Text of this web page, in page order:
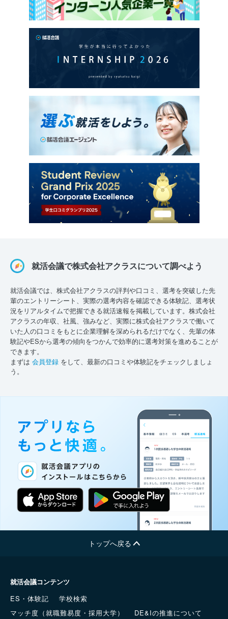
就活会議で株式会社アクラスについて調べよう
就活会議では、株式会社アクラスの評判や口コミ、選考を突破した先
輩のエントリーシート、実際の選考内容を確認できる体験記、選考状
況をリアルタイムで把握できる就活速報を掲載しています。株式会社
アクラスの年収、社風、強みなど、実際に株式会社アクラスで働いて
いた人の口コミをもとに企業理解を深められるだけでなく、先輩の体
験記やESから選考の傾向をつかんで効率的に選考対策を進めることが
できます。
まずは 会員登録 をして、最新の口コミや体験記をチェックしましょ
う。
トップへ戻る
就活会議コンテンツ
ES・体験記
学校検索
マッチ度（就職難易度・採用大学）
DE&Iの推進について